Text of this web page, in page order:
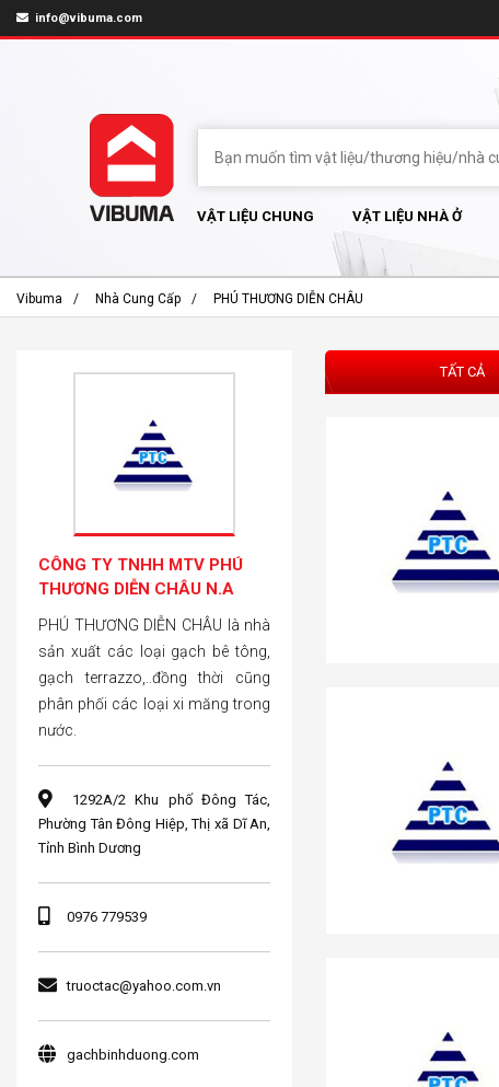
info@vibuma.com
VẬT LIỆU CHUNG VẬT LIỆU NHÀ Ở
Vibuma Nhà Cung Cấp PHÚ THƯƠNG DIỄN CHÂU
TẤT CẢ
CÔNG TY TNHH MTV PHÚ
THƯƠNG DIỄN CHÂU N.A
PHÚ THƯƠNG DIỄN CHÂU là nhà
sản xuất các loại gạch bê tông,
gạch terrazzo,..đồng thời cũng
phân phối các loại xi măng trong
nước.
1292A/2 Khu phố Đông Tác,
Phường Tân Đông Hiệp, Thị xã Dĩ An,
Tỉnh Bình Dương
0976 779539
truoctac@yahoo.com.vn
gachbinhduong.com